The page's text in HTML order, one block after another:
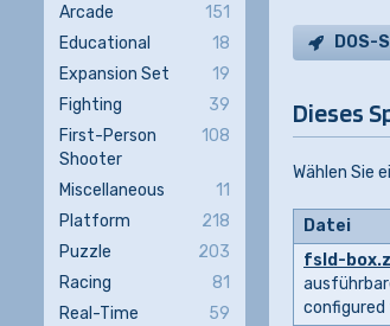
DOS-
Dieses
Wählen Sie
Datei
fsld-
configured
Arcade
151
Educational
18
Expansion Set
19
Fighting
39
First-Person
Shooter
108
Miscellaneous
11
Platform
218
Puzzle
203
Racing
81
Real-Time
59